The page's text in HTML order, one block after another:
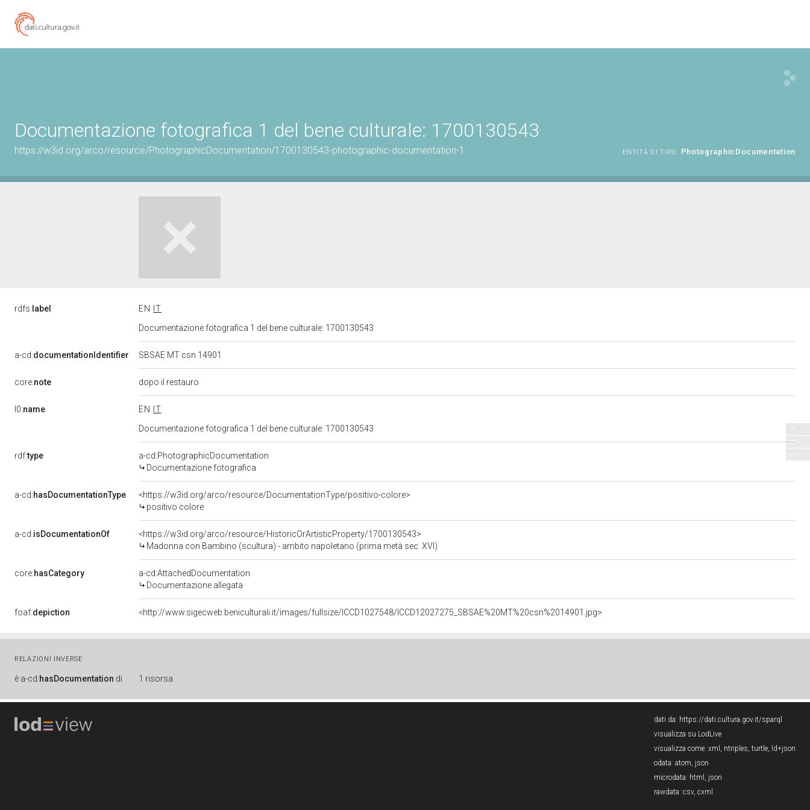
Documentazione fotografica 1 del bene culturale: 1700130543
https://w3id.org/arco/resource/PhotographicDocumentation/1700130543-photographic-documentation-1 ENTITÀ DI TIPO: PhotographicDocumentation
rdfs: label EN
IT
Documentazione fotografica 1 del bene culturale: 1700130543
a-cd:documentationIdentifier SBSAE MT csn 14901
core:note dopo il restauro
l0:name EN
IT
Documentazione fotografica 1 del bene culturale: 1700130543
rdf:type
a-cd:PhotographicDocumentation
Documentazione fotografica
a-cd:hasDocumentationType
<https://w3id.org/arco/resource/DocumentationType/positivo-colore>
positivo colore
a-cd:isDocumentationOf
<https://w3id.org/arco/resource/HistoricOrArtisticProperty/1700130543>
Madonna con Bambino (scultura) - ambito napoletano (prima metà sec. XVI)
core:hasCategory
a-cd:AttachedDocumentation
Documentazione allegata
foaf:depiction <http://www.sigecweb.beniculturali.it/images/fullsize/ICCD1027548/ICCD12027275_SBSAE%20MT%20csn%2014901.jpg>
RELAZIONI INVERSE
è a-cd:hasDocumentation di 1 risorsa
dati da: https://dati.cultura.gov.it/sparql
visualizza su LodLive
visualizza come: xml , ntriples, turtle, ld+json
odata: atom, json
microdata: html , json
rawdata: csv, cxml